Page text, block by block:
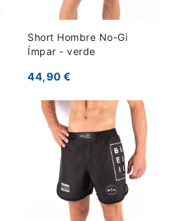
Short Hombre No-Gi
Ímpar - verde
44,90 €